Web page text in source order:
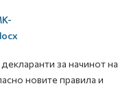
за начинот на
новите правила и